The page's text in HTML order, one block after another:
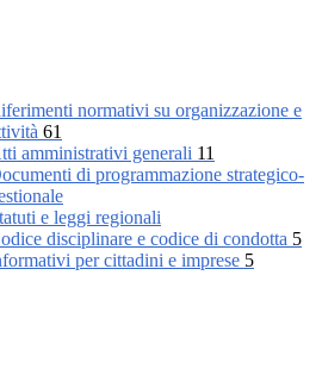
normativi su organizzazione e
61
amministrativi generali 11
di programmazione strategico-
e leggi regionali
disciplinare e codice di condotta 5
per cittadini e imprese 5